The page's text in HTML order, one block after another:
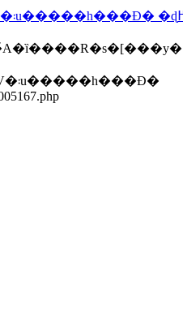
���݂̌������Ɗv�V�ŘV�܃u�����h���Đ�